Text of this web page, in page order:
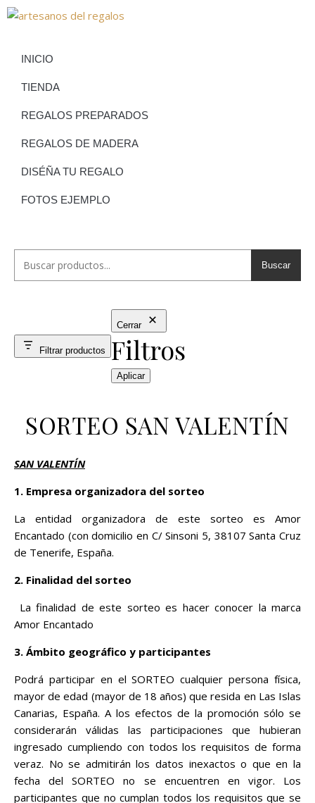
INICIO
TIENDA
REGALOS PREPARADOS
REGALOS DE MADERA
DISÉÑA TU REGALO
FOTOS EJEMPLO
Buscar
Filtrar productos
Cerrar
Filtros
Aplicar
SORTEO SAN VALENTÍN
SAN VALENTÍN
1. Empresa organizadora del sorteo
La entidad organizadora de este sorteo es Amor
Encantado (con domicilio en C/ Sinsoni 5, 38107 Santa Cruz
de Tenerife, España.
2. Finalidad del sorteo
La finalidad de este sorteo es hacer conocer la marca
Amor Encantado
3. Ámbito geográfico y participantes
Podrá participar en el SORTEO cualquier persona física,
mayor de edad (mayor de 18 años) que resida en Las Islas
Canarias, España. A los efectos de la promoción sólo se
considerarán válidas las participaciones que hubieran
ingresado cumpliendo con todos los requisitos de forma
veraz. No se admitirán los datos inexactos o que en la
fecha del SORTEO no se encuentren en vigor. Los
participantes que no cumplan todos los requisitos que se